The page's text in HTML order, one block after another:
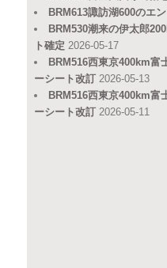
BRM613諏訪湖600のエ
BRM530潮来の伊太郎
ト確定 2026-05-17
BRM516西東京400km富
ーシート改訂 2026-05-13
BRM516西東京400km富
ーシート改訂 2026-05-11